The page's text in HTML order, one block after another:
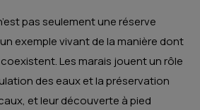
pas seulement une réserve
exemple vivant de la manière dont
Les marais jouent un rôle
des eaux et la préservation
et leur découverte à pied